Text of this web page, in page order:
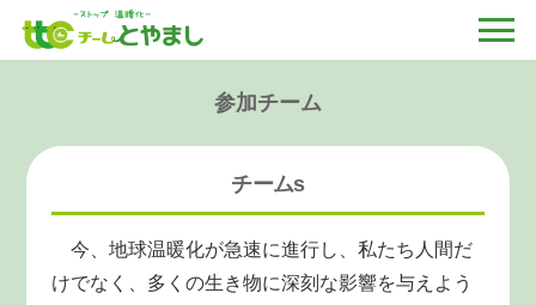
参加チーム
チームs
今、地球温暖化が急速に進行し、私たち人間だ
けでなく、多くの生き物に深刻な影響を与えよう